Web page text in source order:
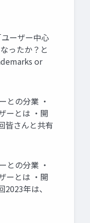
ーザー中心
ったか？と
or
との分業 ・
ーとは ・開
皆さんと共有
との分業 ・
ーとは ・開
年は、